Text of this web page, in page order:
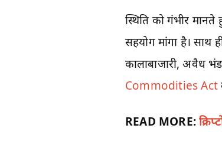
स्थिति को गंभीर
सहयोग मांगा है। साथ
कालाबाजारी, अवैध
Commodities Act
READ MORE: